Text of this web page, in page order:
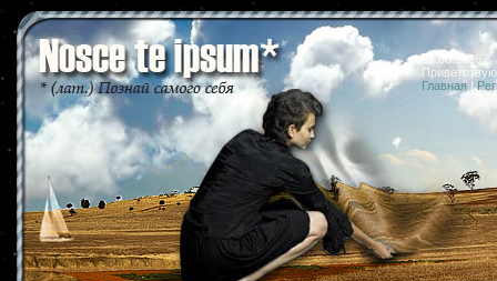
07.08.2026
Главная |